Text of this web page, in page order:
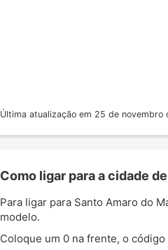
Última atualização em 25 de
Como ligar para a cidade
Para ligar para Santo Amaro do
modelo.
Coloque um 0 na frente, o